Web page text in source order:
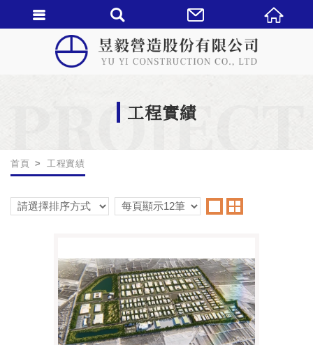
工程實績
PROJECT
首頁 工程實績